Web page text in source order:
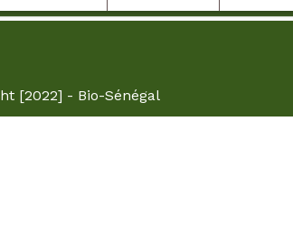
[2022] - Bio-Sénégal